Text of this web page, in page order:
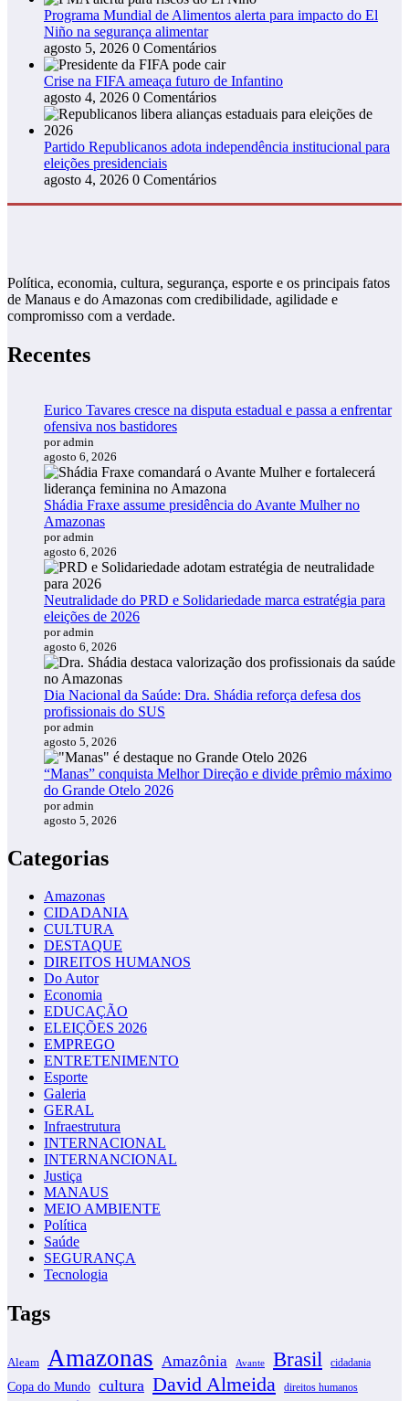
Programa Mundial de Alimentos alerta para impacto do El
Niño na segurança alimentar
agosto 5, 2026 0 Comentários
Crise na FIFA ameaça futuro de Infantino
agosto 4, 2026 0 Comentários
Partido Republicanos adota independência institucional para
eleições presidenciais
agosto 4, 2026 0 Comentários
Política, economia, cultura, segurança, esporte e os principais fatos
de Manaus e do Amazonas com credibilidade, agilidade e
compromisso com a verdade.
Recentes
Eurico Tavares cresce na disputa estadual e passa a enfrentar
ofensiva nos bastidores
por admin
agosto 6, 2026
Shádia Fraxe assume presidência do Avante Mulher no
Amazonas
por admin
agosto 6, 2026
Neutralidade do PRD e Solidariedade marca estratégia para
eleições de 2026
por admin
agosto 6, 2026
Dia Nacional da Saúde: Dra. Shádia reforça defesa dos
profissionais do SUS
por admin
agosto 5, 2026
“Manas” conquista Melhor Direção e divide prêmio máximo
do Grande Otelo 2026
por admin
agosto 5, 2026
Categorias
Amazonas
CIDADANIA
CULTURA
DESTAQUE
DIREITOS HUMANOS
Do Autor
Economia
EDUCAÇÃO
ELEIÇÕES 2026
EMPREGO
ENTRETENIMENTO
Esporte
Galeria
GERAL
Infraestrutura
INTERNACIONAL
INTERNANCIONAL
Justiça
MANAUS
MEIO AMBIENTE
Política
Saúde
SEGURANÇA
Tecnologia
Tags
Aleam Amazonas Amazônia Avante Brasil cidadania
Copa do Mundo cultura David Almeida direitos humanos